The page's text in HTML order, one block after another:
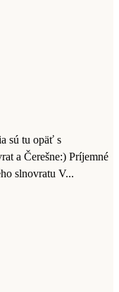
sú tu opäť s
a Čerešne:) Príjemné
slnovratu V...